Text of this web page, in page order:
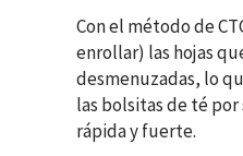
Con el método de
enrollar) las hojas
desmenuzadas, lo
las bolsitas de té por
rápida y fuerte.